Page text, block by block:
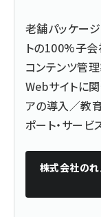
老舗パッケー
トの100%子
コンテンツ管理
Webサイトに関
アの導入／教
ポート・サー
株式会社のれ